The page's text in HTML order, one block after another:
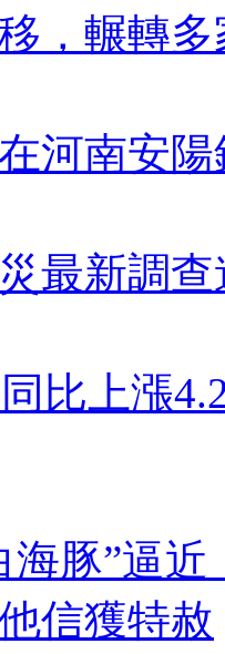
，輾轉
在河南安
最新調
比上漲
海豚”逼
信獲特赦